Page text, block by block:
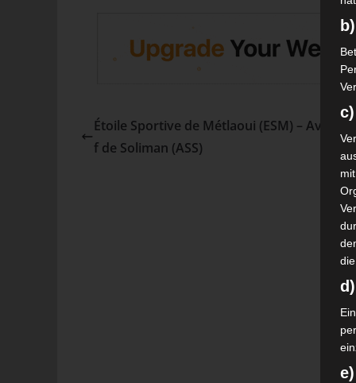
Étoile Sportive de Métlaoui (ESM) – Avenir
f de Soliman (ASS)